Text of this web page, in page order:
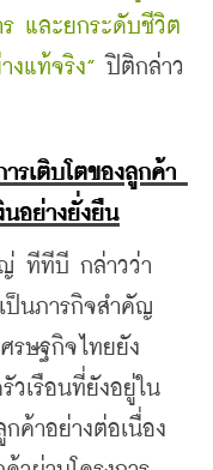
ร และยกระดับชีวิต
งแท้จริง” ปิติกล่าว
รเติบโตของลูกค้า
อย่างยั่งยืน
ทีทีบี กล่าวว่า
ป็นภารกิจสำคัญ
รษฐกิจไทยยัง
วเรือนที่ยังอยู่ใน
ค้าอย่างต่อเนื่อง